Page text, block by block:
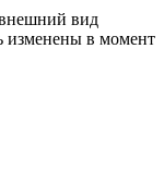
вид
изменены в момент